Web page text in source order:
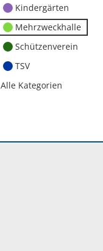
Kindergärten
Mehrzweckhalle
Schützenverein
TSV
Alle Kategorien